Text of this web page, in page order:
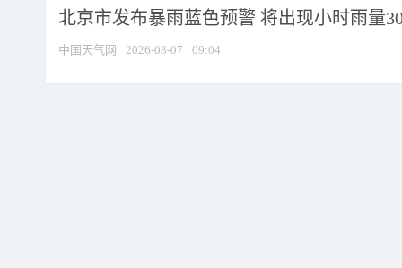
北京市发布暴雨蓝色预警 将出现小时雨量
中国天气网 2026-08-07 09:04